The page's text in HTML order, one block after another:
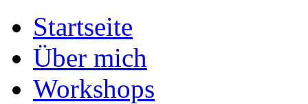
Startseite
Über mich
Workshops